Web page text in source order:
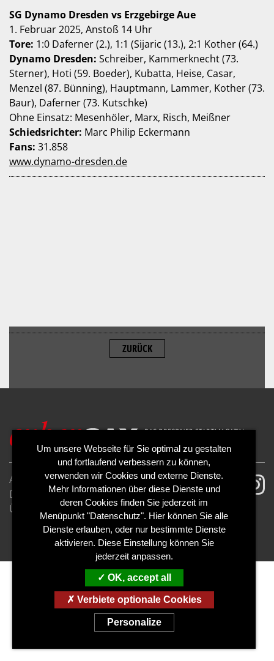
SG Dynamo Dresden vs Erzgebirge Aue
1. Februar 2025, Anstoß 14 Uhr
Tore: 1:0 Daferner (2.), 1:1 (Sijaric (13.), 2:1 Kother (64.)
Dynamo Dresden: Schreiber, Kammerknecht (73.
Sterner), Hoti (59. Boeder), Kubatta, Heise, Casar,
Menzel (87. Bünning), Hauptmann, Lammer, Kother (73.
Baur), Daferner (73. Kutschke)
Ohne Einsatz: Mesenhöler, Marx, Risch, Meißner
Schiedsrichter: Marc Philip Eckermann
Fans: 31.858
www.dynamo-dresden.de
ZURÜCK
AGB
Impressum
Datenschutzerklärung
Cookies
Über uns
Kontakt
Mediadaten
Abo kündigen
Abo widerrufen
Um unsere Webseite für Sie optimal zu gestalten
und fortlaufend verbessern zu können,
verwenden wir Cookies und externe Dienste.
Mehr Informationen über diese Dienste und
deren Cookies finden Sie jederzeit im
Menüpunkt "Datenschutz". Hier können Sie alle
Dienste erlauben, oder nur bestimmte Dienste
aktivieren. Diese Einstellung können Sie
jederzeit anpassen.
OK, accept all
Verbiete optionale Cookies
Personalize